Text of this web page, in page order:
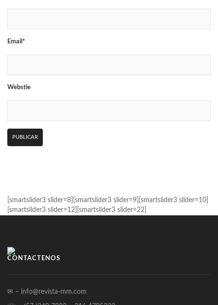
Email*
Webstie
[smartslider3 slider=8][smartslider3 slider=9][smartslider3 slider=10]
[smartslider3 slider=12][smartslider3 slider=22]
CONTÁCTENOS
✉ – info@revista-mm.com